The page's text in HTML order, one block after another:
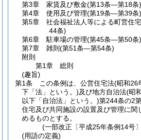
第3章
家賃及び敷金(第13条―第18条)
第4章
使用及び管理(第19条―第39条)
第5章
社会福祉法人等による町営住
44条)
第6章
駐車場の管理(第45条―第50条)
第7章
雑則 (第51条―第54条)
附則
第1章
総則
(趣旨)
第1条
この条例は、公営住宅法(昭和26
下「法」という。)及び地方自治法(昭
以下「自治法」という。)第244条の2
住宅及び共同施設の設置及び管理に関
めるものとする。
(一部改正〔平成25年条例14号
(用語の定義)